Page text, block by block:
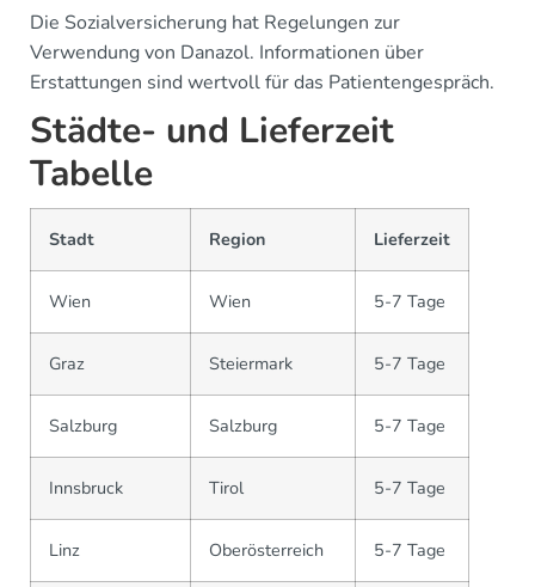
Die Sozialversicherung hat Regelungen zur
Verwendung von Danazol. Informationen über
Erstattungen sind wertvoll für das Patientengespräch.
Städte- und Lieferzeit
Tabelle
Stadt Region Lieferzeit
Wien Wien 5-7 Tage
Graz Steiermark 5-7 Tage
Salzburg Salzburg 5-7 Tage
Innsbruck Tirol 5-7 Tage
Linz Oberösterreich 5-7 Tage